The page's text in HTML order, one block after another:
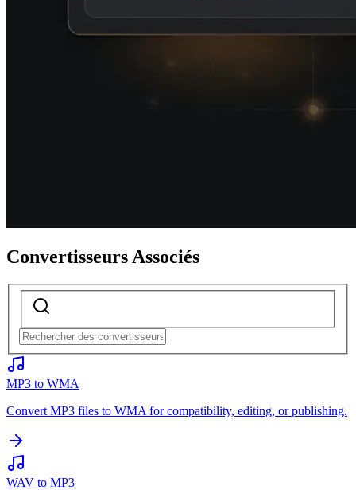
Convertisseurs Associés
MP3 to WMA
Convert MP3 files to WMA for compatibility, editing, or publishing.
WAV to MP3